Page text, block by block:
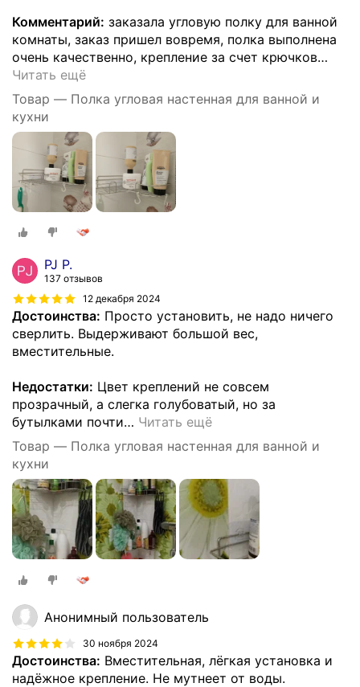
Комментарий: заказала угловую полку для ванной
комнаты, заказ пришел вовремя, полка выполнена
очень качественно, крепление за счет крючков…
Читать ещё
Товар — Полка угловая настенная для ванной и
кухни
PJ P.
137 отзывов
12 декабря 2024
Достоинства: Просто установить, не надо ничего
сверлить. Выдерживают большой вес,
вместительные.
Недостатки: Цвет креплений не совсем
прозрачный, а слегка голубоватый, но за
бутылками почти… Читать ещё
Товар — Полка угловая настенная для ванной и
кухни
Анонимный пользователь
30 ноября 2024
Достоинства: Вместительная, лёгкая установка и
надёжное крепление. Не мутнеет от воды.